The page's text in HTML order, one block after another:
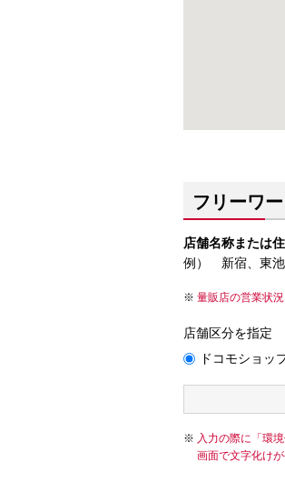
フリーワ
店舗名称または
例） 新宿、東池
量販店の営業状
店舗区分を指定
ドコモショッ
入力の際に「環
画面で文字化け